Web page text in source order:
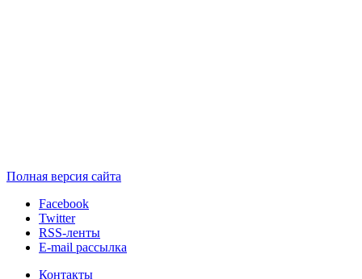
Полная версия сайта
Facebook
Twitter
RSS-ленты
E-mail рассылка
Контакты